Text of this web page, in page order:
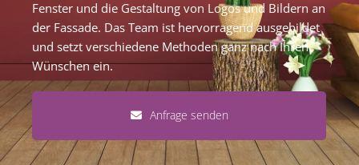
Fenster und die Gestaltung von Logos und Bildern an
der Fassade. Das Team ist hervorragend ausgebildet
und setzt verschiedene Methoden ganz nach Ihren
Wünschen ein.
Anfrage senden